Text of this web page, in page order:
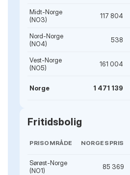
Midt-Norge
(NO3)
117 804
Nord-Norge
(NO4)
538
Vest-Norge
(NO5)
161 004
Norge 1 471 139
Fritidsbolig
PRISOMRÅDE NORGESPRIS
Sørøst-Norge
(NO1)
85 369